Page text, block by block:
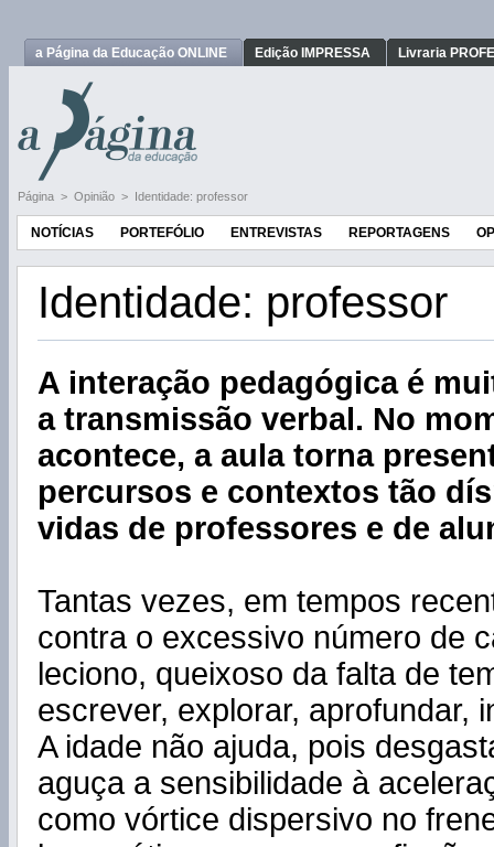
a Página da Educação ONLINE Edição IMPRESSA Livraria
Página > Opinião > Identidade: professor
NOTÍCIAS PORTEFÓLIO ENTREVISTAS REPORTAGENS
Identidade: professor
A interação pedagógica é
a transmissão verbal. No
acontece, a aula torna
percursos e contextos tão
vidas de professores e de
Tantas vezes, em tempos
contra o excessivo número de
leciono, queixoso da falta de
escrever, explorar, aprofundar,
A idade não ajuda, pois
aguça a sensibilidade à
como vórtice dispersivo no